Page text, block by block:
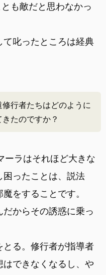
も敵だと思わなかっ
叱ったところは経典
行者たちはどのように
たのですか？
ーラはそれほど大きな
困ったことは、説法
をすることです。
からその誘惑に乗っ
る。修行者が指導者
できなくなるし、や